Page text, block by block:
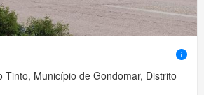
Tinto, Município de Gondomar, Distrito